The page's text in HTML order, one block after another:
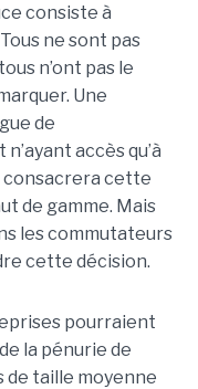
consiste à
ne sont pas
n’ont pas le
Une
de
accès qu’à
consacrera cette
de gamme. Mais
les commutateurs
cette décision.
pourraient
la pénurie de
de taille moyenne